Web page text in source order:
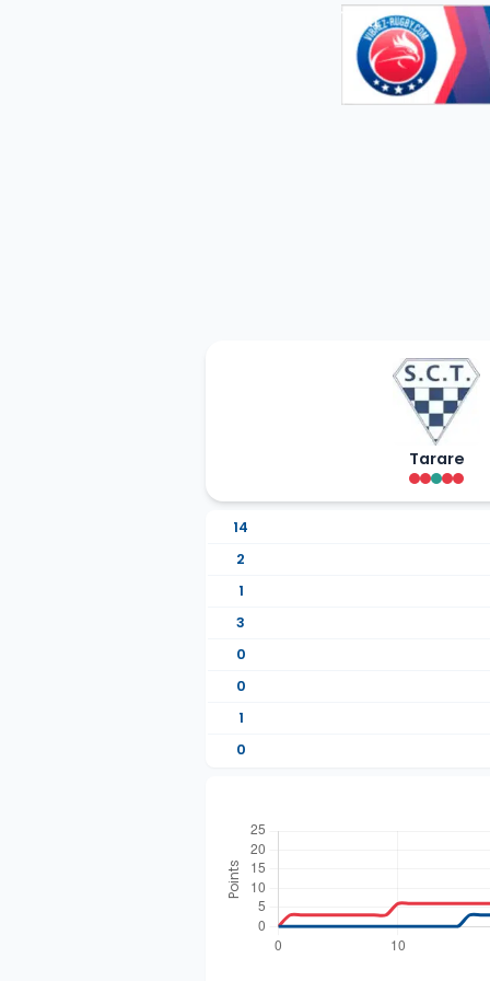
Tarare
14
2
1
3
0
0
1
0